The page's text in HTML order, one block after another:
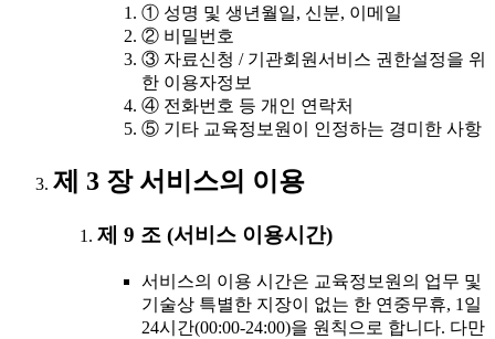
① 성명 및 생년월일, 신분, 이메일
② 비밀번호
③ 자료신청 / 기관회원서비스 권한설정을 위
한 이용자정보
④ 전화번호 등 개인 연락처
⑤ 기타 교육정보원이 인정하는 경미한 사항
제 3 장 서비스의 이용
제 9 조 (서비스 이용시간)
서비스의 이용 시간은 교육정보원의 업무 및
기술상 특별한 지장이 없는 한 연중무휴, 1일
24시간(00:00-24:00)을 원칙으로 합니다. 다만